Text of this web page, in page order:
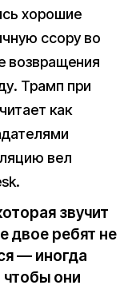
хорошие
ссору во
возвращения
Трамп при
как
вел
звучит
двое ребят не
— иногда
чтобы они